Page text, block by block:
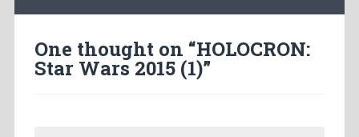
One thought on “HOLOCRON:
Star Wars 2015 (1)”